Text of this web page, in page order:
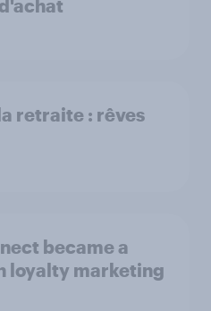
retraite : rêves
became a
loyalty marketing